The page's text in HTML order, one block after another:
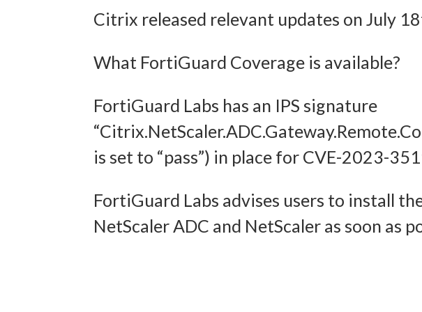
und Inhalten, Ihre
Citrix released relevant updates on July
What FortiGuard Coverage is available?
FortiGuard Labs has an IPS signature
is set to “pass”) in place for CVE-2023-
FortiGuard Labs advises users to install
NetScaler ADC and NetScaler as soon as